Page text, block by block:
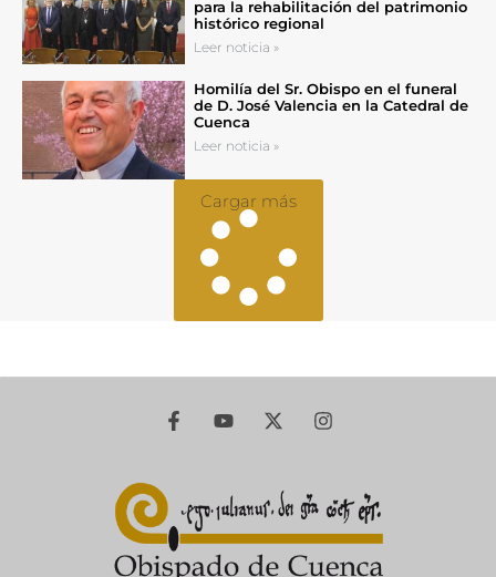
para la rehabilitación del patrimonio
histórico regional
Leer noticia »
Homilía del Sr. Obispo en el funeral
de D. José Valencia en la Catedral de
Cuenca
Leer noticia »
Cargar más